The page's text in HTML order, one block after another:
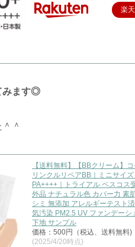
楽
みます◎
＾
【送料無料】【BBクリーム】
リンクルリペアBB｜ミニサイ
PA++++｜トライアル ベスコス
外品 ナチュラル色 カバー力 素
シミ 無添加 アレルギーテスト
気汚染 PM2.5 UV ファンデーシ
下地 サンプル
価格：500円（税込、送料無料)
(2025/4/20時点)